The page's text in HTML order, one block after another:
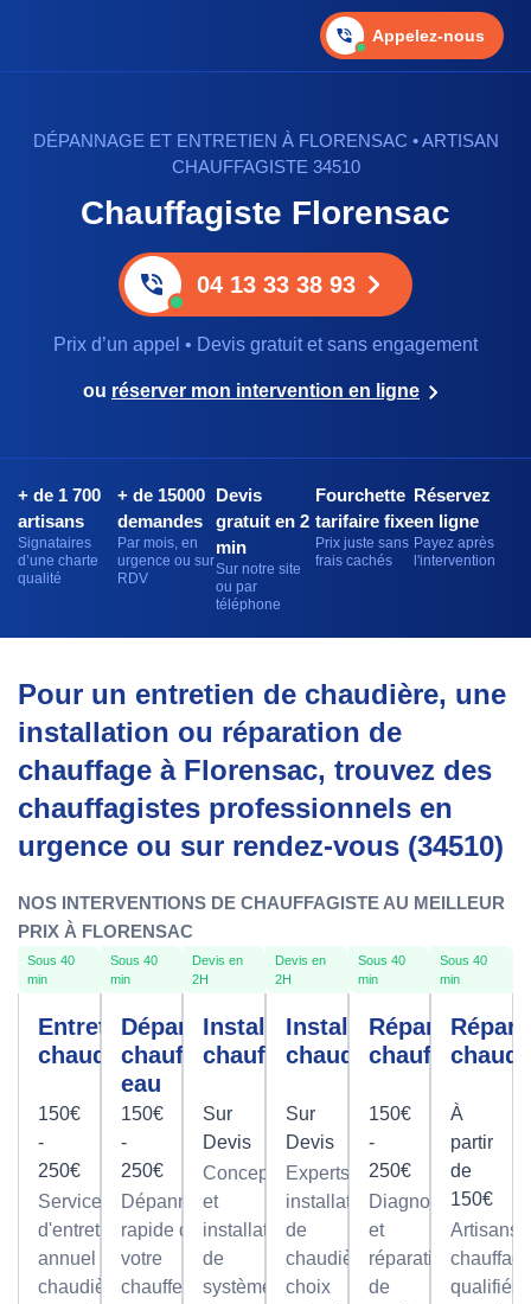
Appelez-nous
DÉPANNAGE ET ENTRETIEN À FLORENSAC • ARTISAN
CHAUFFAGISTE 34510
Chauffagiste Florensac
04 13 33 38 93
Prix d’un appel • Devis gratuit et sans engagement
ou réserver mon intervention en ligne
+ de 1 700
artisans
Signataires
d’une charte
qualité
+ de 15000
demandes
Par mois, en
urgence ou sur
RDV
Devis
gratuit en 2
min
Sur notre site
ou par
téléphone
Fourchette
tarifaire fixe
Prix juste sans
frais cachés
Réservez
en ligne
Payez après
l'intervention
Pour un entretien de chaudière, une
installation ou réparation de
chauffage à Florensac, trouvez des
chauffagistes professionnels en
urgence ou sur rendez-vous (34510)
NOS INTERVENTIONS DE CHAUFFAGISTE AU MEILLEUR
PRIX À FLORENSAC
Sous 40
min
Entretien
chaudière
150€
-
250€
Service
d'entretien
annuel pour
chaudières,
Sous 40
min
Dépannage
chauffe-
eau
150€
-
250€
Dépannage
rapide de
votre
chauffe-eau
Devis en
2H
Installation
chauffage
Sur
Devis
Conception
et
installation
de
systèmes
Devis en
2H
Installation
chaudière
Sur
Devis
Experts en
installation
de
chaudières,
choix
Sous 40
min
Réparation
chauffage
150€
-
250€
Diagnostic
et
réparation
de
Sous 40
min
À
partir
de
150€
Artisans
qualifiés